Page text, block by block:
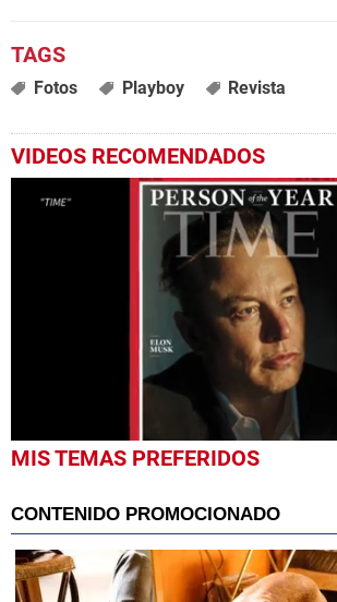
Fotos Playboy Revista
VIDEOS RECOMENDADOS
0
seconds
minute,
31
seconds
MIS TEMAS PREFERIDOS